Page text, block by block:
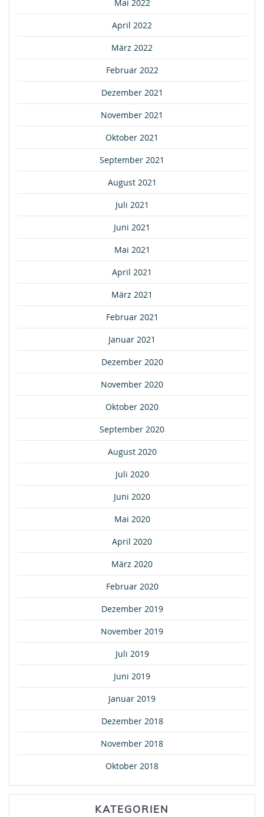
Mai 2022
April 2022
März 2022
Februar 2022
Dezember 2021
November 2021
Oktober 2021
September 2021
August 2021
Juli 2021
Juni 2021
Mai 2021
April 2021
März 2021
Februar 2021
Januar 2021
Dezember 2020
November 2020
Oktober 2020
September 2020
August 2020
Juli 2020
Juni 2020
Mai 2020
April 2020
März 2020
Februar 2020
Dezember 2019
November 2019
Juli 2019
Juni 2019
Januar 2019
Dezember 2018
November 2018
Oktober 2018
KATEGORIEN